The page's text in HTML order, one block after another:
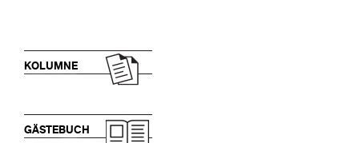
KOLUMNE
GÄSTEBUCH